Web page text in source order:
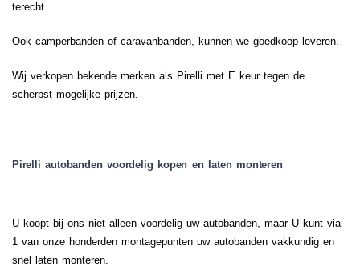
terecht.
Ook camperbanden of caravanbanden, kunnen we goedkoop leveren.
Wij verkopen bekende merken als Pirelli met E keur tegen de
scherpst mogelijke prijzen.
Pirelli autobanden voordelig kopen en laten monteren
U koopt bij ons niet alleen voordelig uw autobanden, maar U kunt via
1 van onze honderden montagepunten uw autobanden vakkundig en
snel laten monteren.